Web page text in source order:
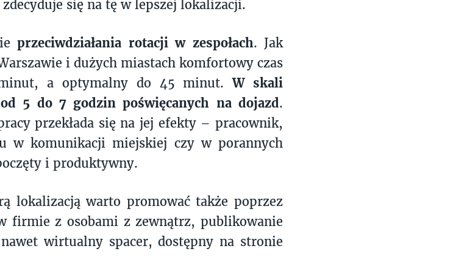
się na tę w lepszej lokalizacji.
przeciwdziałania rotacji w zespołach. Jak
i dużych miastach komfortowy czas
a optymalny do 45 minut.W skali
5 do 7 godzin poświęcanych na dojazd.
przekłada się na jej efekty – pracownik,
w komunikacji miejskiej czy w porannych
i produktywny.
lokalizacją warto promować także poprzez
firmie z osobami z zewnątrz, publikowanie
wirtualny spacer, dostępny na stronie